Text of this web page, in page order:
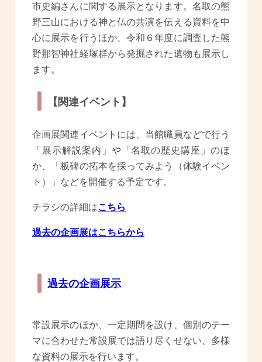
市史編さんに関する展示となります。名取の熊
野三山における神と仏の共演を伝える資料を中
心に展示を行うほか、令和６年度に調査した熊
野那智神社経塚群から発掘された遺物も展示し
ます。
【関連イベント】
企画展関連イベントには、当館職員などで行う
「展示解説案内」や「名取の歴史講座」のほ
か、「板碑の拓本を採ってみよう（体験イベン
ト）」などを開催する予定です。
チラシの詳細はこちら
過去の企画展はこちらから
過去の企画展示
常設展示のほか、一定期間を設け、個別のテー
マに合わせた常設展では語り尽くせない、多様
な資料の展示を行います。